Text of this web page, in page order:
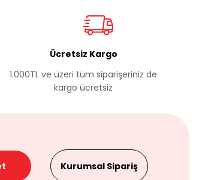
Ücretsiz Kargo
1.000TL ve üzeri tüm siparişeriniz de
kargo ücretsiz
Kurumsal Sipariş